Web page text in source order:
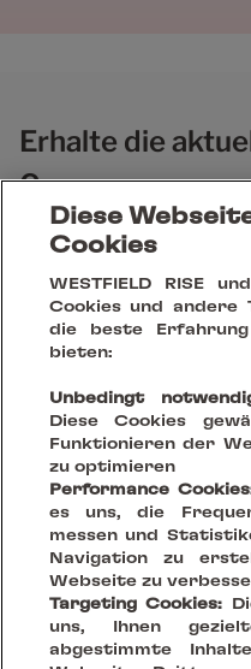
Erhalte die
Cases
Your
Creating sustainable
Diese
Cookies
WESTFIELD RISE
Cookies und andere
die beste
bieten:
Unbedingt
Diese Cookies
Funktionieren der
zu optimieren
Performance
es uns, die
messen und
Navigation zu
Webseite zu
Targeting Cookies:
uns, Ihnen
abgestimmte